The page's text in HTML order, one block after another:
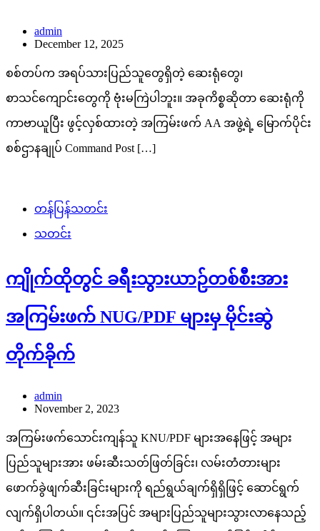
admin
December 12, 2025
စစ်တပ်က အရပ်သားပြည်သူတွေရှိတဲ့ ဆေးရုံတွေ၊
စာသင်ကျောင်းတွေကို ဗုံးမကြဲပါဘူး။ အခုကိစ္စဆိုတာ ဆေးရုံကို
ကာဗာယူပြီး ဖွင့်လှစ်ထားတဲ့ အကြမ်းဖက် AA အဖွဲ့ရဲ့ မြောက်ပိုင်း
စစ်ဌာနချုပ် Command Post […]
တန်ပြန်သတင်း
သတင်း
ကျိုက်ထိုတွင် ခရီးသွားယာဉ်တစ်စီးအား
အကြမ်းဖက် NUG/PDF များမှ မိုင်းဆွဲ
တိုက်ခိုက်
admin
November 2, 2023
အကြမ်းဖက်သောင်းကျန်သူ KNU/PDF များအနေဖြင့် အများ
ပြည်သူများအား ဖမ်းဆီးသတ်ဖြတ်ခြင်း၊ လမ်းတံတားများ
ဖောက်ခွဲဖျက်ဆီးခြင်းများကို ရည်ရွယ်ချက်ရှိရှိဖြင့် ဆောင်ရွက်
လျက်ရှိပါတယ်။ ၎င်းအပြင် အများပြည်သူများသွားလာနေသည့်